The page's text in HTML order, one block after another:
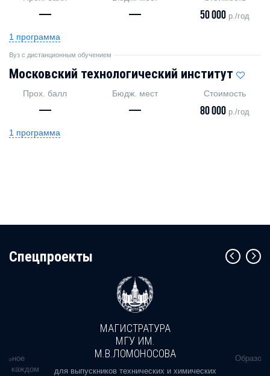
— — 50 000 р./год
1 программа
Вуз с дистанционным обучением
Московский технологический институт
Прох. балл
—
Бюдж. мест
—
Стоимость
80 000 р./год
1 программа
Cпецпроекты
в каждом
МАГИСТРАТУРА
МГУ ИМ.
М.В.ЛОМОНОСОВА
для выпускников технических и химических